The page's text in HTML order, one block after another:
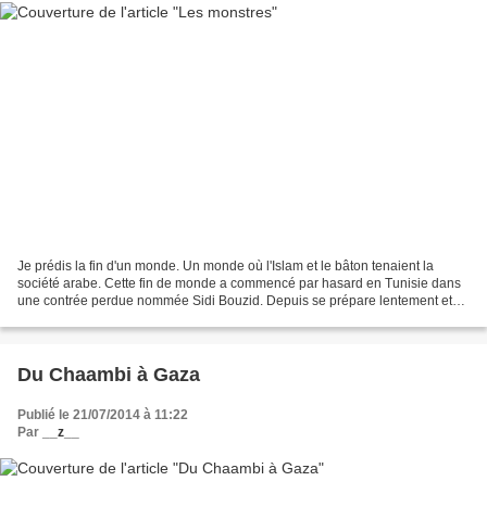
Je prédis la fin d'un monde. Un monde où l'Islam et le bâton tenaient la
société arabe. Cette fin de monde a commencé par hasard en Tunisie dans
une contrée perdue nommée Sidi Bouzid. Depuis se prépare lentement et
Du Chaambi à Gaza
Publié le 21/07/2014 à 11:22
Par
__z__